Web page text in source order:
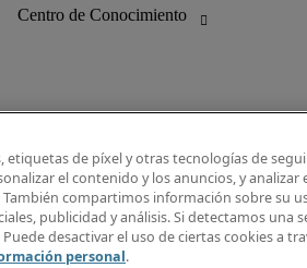
Guía Salarial
Centro de Conocimiento
Recibe nuestra
etiquetas de píxel y otras tecnologías de
el contenido y los anuncios, y analizar
compartimos información sobre su
publicidad y análisis. Si detectamos una
desactivar el uso de ciertas cookies a
personal.